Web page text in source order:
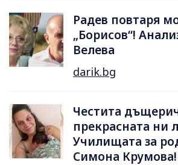
Радев повтаря
„Борисов“!
Велева
darik.bg
Честита
прекрасната ни
Училищата за
Симона Крумова!